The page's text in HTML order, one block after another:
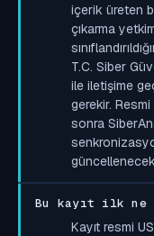
içerik üreten
çıkarma
T.C. Siber
ile iletişime
gerekir.
sonra
Bu kayıt ilk ne
Kayıt resmi